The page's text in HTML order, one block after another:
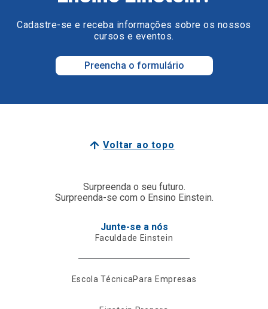
Cadastre-se e receba informações sobre os nossos
cursos e eventos.
Preencha o formulário
Voltar ao topo
Surpreenda o seu futuro.
Surpreenda-se com o Ensino Einstein.
Junte-se a nós
Faculdade Einstein
Escola TécnicaPara Empresas